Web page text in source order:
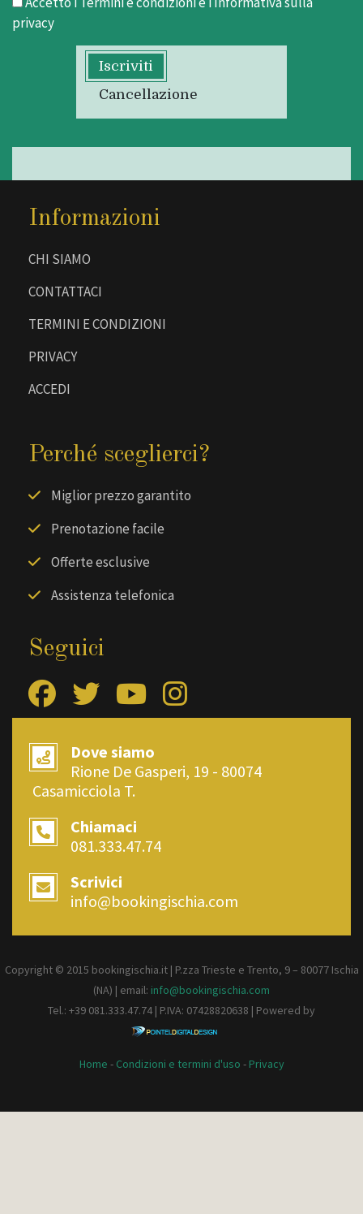
privacy
Iscriviti
Cancellazione
Informazioni
CHI SIAMO
CONTATTACI
TERMINI E CONDIZIONI
PRIVACY
ACCEDI
Perché sceglierci?
Miglior prezzo garantito
Prenotazione facile
Offerte esclusive
Assistenza telefonica
Seguici
Dove siamo
Rione De Gasperi, 19 - 80074
Casamicciola T.
Chiamaci
081.333.47.74
Scrivici
info@bookingischia.com
Copyright © 2015 bookingischia.it | P.zza Trieste e Trento, 9 – 80077 Ischia
(NA) | email: info@bookingischia.com
Tel.: +39 081.333.47.74 | P.IVA: 07428820638 | Powered by
Home - Condizioni e termini d'uso - Privacy